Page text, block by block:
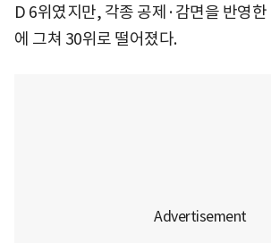
D 6위였지만, 각종 공제·감면을 반영
에 그쳐 30위로 떨어졌다.